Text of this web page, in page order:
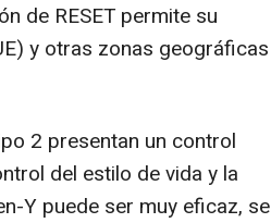
de RESET permite su
y otras zonas geográficas
2 presentan un control
del estilo de vida y la
Y puede ser muy eficaz, se